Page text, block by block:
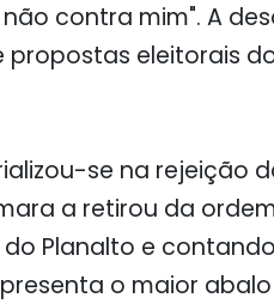
contra mim". A
eleitorais
se na rejeição
a retirou da
Planalto e
o maior